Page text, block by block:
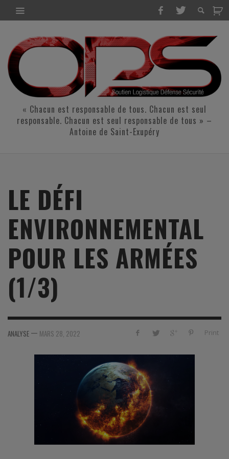
« Chacun est responsable de tous. Chacun est seul
responsable. Chacun est seul responsable de tous » –
Antoine de Saint-Exupéry
LE DÉFI
ENVIRONNEMENTAL
POUR LES ARMÉES
(1/3)
Print
ANALYSE — MARS 28, 2022